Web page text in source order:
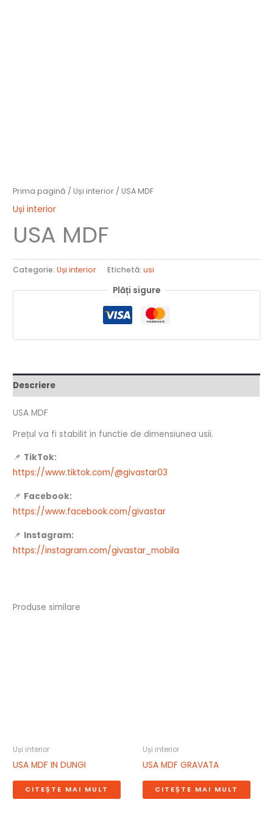
Prima pagină /Uși interior / USA MDF
Uși interior
USA MDF
Categorie:Uși interior Etichetă:usi
Plăți sigure
Descriere
USA MDF
Prețul va fi stabilit in functie de dimensiunea usii.
📌 TikTok:
https://www.tiktok.com/@givastar03
📌 Facebook:
https://www.facebook.com/givastar
📌 Instagram:
https://instagram.com/givastar_mobila
Produse similare
Uși interior
USA MDF IN DUNGI
CITEȘTE MAI MULT
Uși interior
USA MDF GRAVATA
CITEȘTE MAI MULT